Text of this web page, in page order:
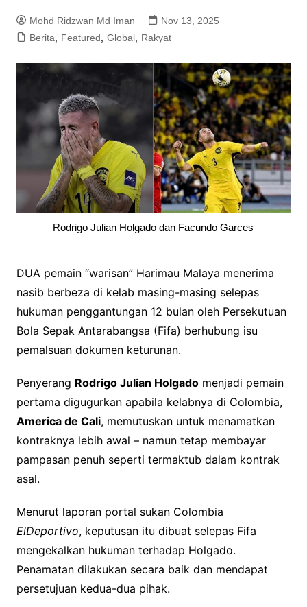
Mohd Ridzwan Md Iman
Nov 13, 2025
Berita, Featured, Global, Rakyat
Rodrigo Julian Holgado dan Facundo Garces
DUA pemain “warisan” Harimau Malaya menerima
nasib berbeza di kelab masing-masing selepas
hukuman penggantungan 12 bulan oleh Persekutuan
Bola Sepak Antarabangsa (Fifa) berhubung isu
pemalsuan dokumen keturunan.
Penyerang Rodrigo Julian Holgadomenjadi pemain
pertama digugurkan apabila kelabnya di Colombia,
America de Cali, memutuskan untuk menamatkan
kontraknya lebih awal – namun tetap membayar
pampasan penuh seperti termaktub dalam kontrak
asal.
Menurut laporan portal sukan Colombia
ElDeportivo, keputusan itu dibuat selepas Fifa
mengekalkan hukuman terhadap Holgado.
Penamatan dilakukan secara baik dan mendapat
persetujuan kedua-dua pihak.